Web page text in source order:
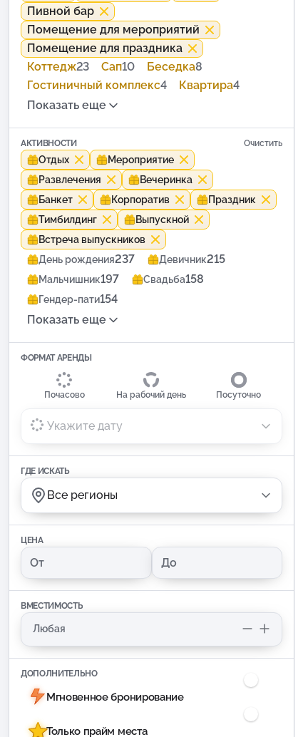
Пивной бар
Помещение для мероприятий
Помещение для праздника
Коттедж23 Сап10 Беседка8
Гостиничный комплекс4 Квартира4
Показать еще
АКТИВНОСТИ Очистить
Отдых
Мероприятие
Развлечения
Вечеринка
Банкет
Корпоратив
Праздник
Тимбилдинг
Выпускной
Встреча выпускников
День рождения237 Девичник215
Мальчишник197 Свадьба158
Гендер-пати154
Показать еще
ФОРМАТ АРЕНДЫ
Почасово На рабочий день Посуточно
Укажите дату
ГДЕ ИСКАТЬ
Все регионы
ЦЕНА
ВМЕСТИМОСТЬ
ДОПОЛНИТЕЛЬНО
Мгновенное бронирование
Только прайм места